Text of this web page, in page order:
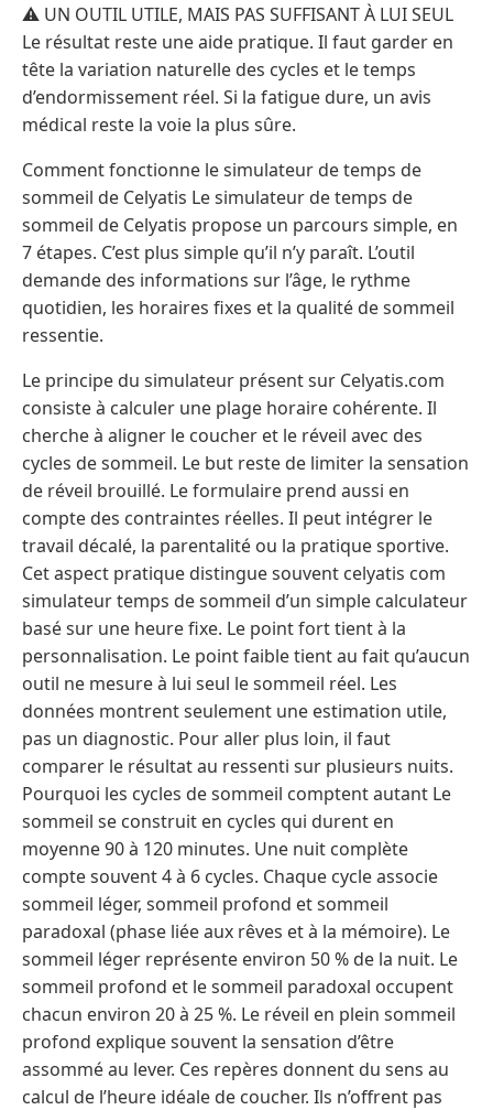
⚠️ UN OUTIL UTILE, MAIS PAS SUFFISANT À LUI SEUL
Le résultat reste une aide pratique. Il faut garder en
tête la variation naturelle des cycles et le temps
d’endormissement réel. Si la fatigue dure, un avis
médical reste la voie la plus sûre.
Comment fonctionne le simulateur de temps de
sommeil de Celyatis Le simulateur de temps de
sommeil de Celyatis propose un parcours simple, en
7 étapes. C’est plus simple qu’il n’y paraît. L’outil
demande des informations sur l’âge, le rythme
quotidien, les horaires fixes et la qualité de sommeil
ressentie.
Le principe du simulateur présent sur Celyatis.com
consiste à calculer une plage horaire cohérente. Il
cherche à aligner le coucher et le réveil avec des
cycles de sommeil. Le but reste de limiter la sensation
de réveil brouillé. Le formulaire prend aussi en
compte des contraintes réelles. Il peut intégrer le
travail décalé, la parentalité ou la pratique sportive.
Cet aspect pratique distingue souvent celyatis com
simulateur temps de sommeil d’un simple calculateur
basé sur une heure fixe. Le point fort tient à la
personnalisation. Le point faible tient au fait qu’aucun
outil ne mesure à lui seul le sommeil réel. Les
données montrent seulement une estimation utile,
pas un diagnostic. Pour aller plus loin, il faut
comparer le résultat au ressenti sur plusieurs nuits.
Pourquoi les cycles de sommeil comptent autant Le
sommeil se construit en cycles qui durent en
moyenne 90 à 120 minutes. Une nuit complète
compte souvent 4 à 6 cycles. Chaque cycle associe
sommeil léger, sommeil profond et sommeil
paradoxal (phase liée aux rêves et à la mémoire). Le
sommeil léger représente environ 50 % de la nuit. Le
sommeil profond et le sommeil paradoxal occupent
chacun environ 20 à 25 %. Le réveil en plein sommeil
profond explique souvent la sensation d’être
assommé au lever. Ces repères donnent du sens au
calcul de l’heure idéale de coucher. Ils n’offrent pas